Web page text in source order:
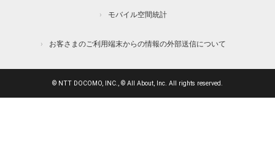
モバイル空間統計
お客さまのご利用端末からの情報の外部送信について
© NTT DOCOMO, INC., © All About, Inc. All rights reserved.